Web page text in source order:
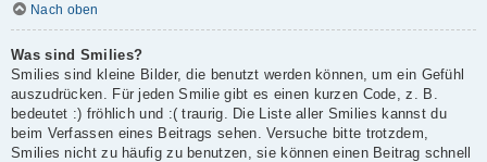
Nach oben
Was sind Smilies?
Smilies sind kleine Bilder, die benutzt werden können, um ein Gefühl
auszudrücken. Für jeden Smilie gibt es einen kurzen Code, z. B.
bedeutet :) fröhlich und :( traurig. Die Liste aller Smilies kannst du
beim Verfassen eines Beitrags sehen. Versuche bitte trotzdem,
Smilies nicht zu häufig zu benutzen, sie können einen Beitrag schnell